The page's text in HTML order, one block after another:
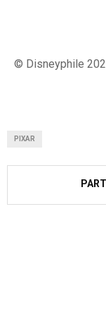
© Disneyphile
PIXAR